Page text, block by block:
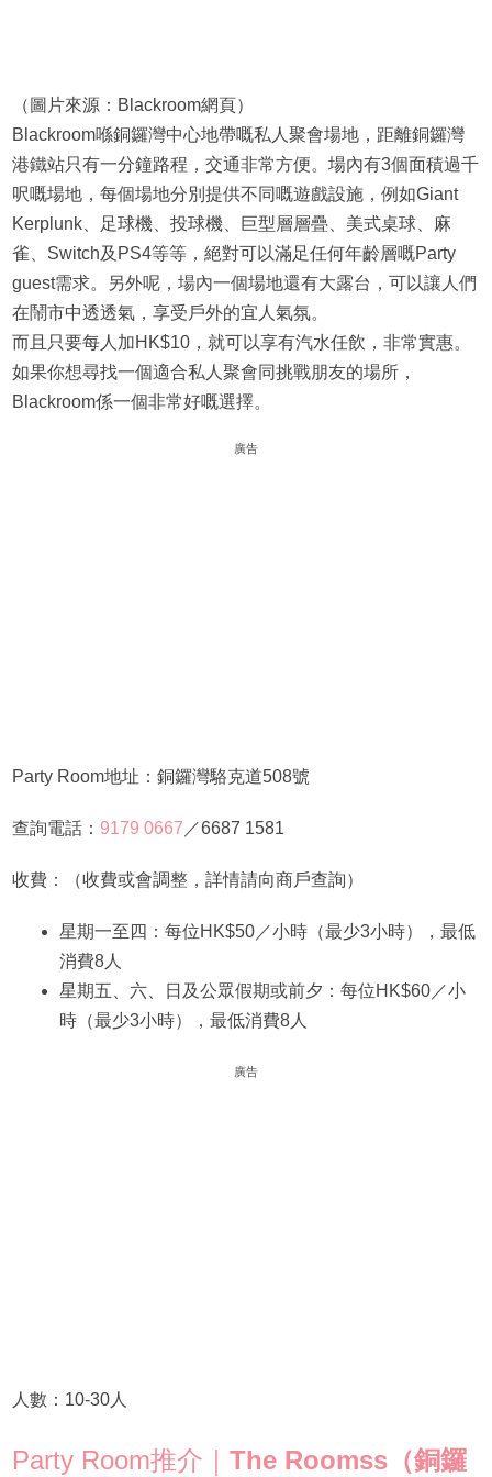
（圖片來源：Blackroom網頁）
Blackroom喺銅鑼灣中心地帶嘅私人聚會場地，距離銅鑼灣
港鐵站只有一分鐘路程，交通非常方便。場內有3個面積過千
呎嘅場地，每個場地分別提供不同嘅遊戲設施，例如Giant
Kerplunk、足球機、投球機、巨型層層疊、美式桌球、麻
雀、Switch及PS4等等，絕對可以滿足任何年齡層嘅Party
guest需求。另外呢，場內一個場地還有大露台，可以讓人們
在鬧市中透透氣，享受戶外的宜人氣氛。
而且只要每人加HK$10，就可以享有汽水任飲，非常實惠。
如果你想尋找一個適合私人聚會同挑戰朋友的場所，
Blackroom係一個非常好嘅選擇。
廣告
Party Room地址：銅鑼灣駱克道508號
查詢電話： 9179 0667 ／6687 1581
收費：（收費或會調整，詳情請向商戶查詢）
星期一至四：每位HK$50／小時（最少3小時），最低
消費8人
星期五、六、日及公眾假期或前夕：每位HK$60／小
時（最少3小時），最低消費8人
廣告
人數：10-30人
Party Room推介｜ The Roomss（銅鑼